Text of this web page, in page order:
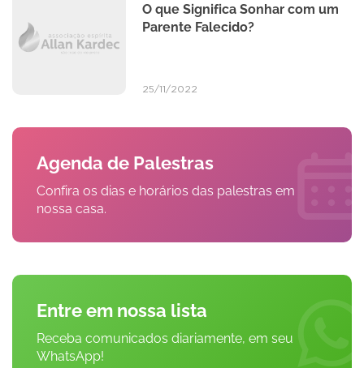
O que Significa Sonhar com um
Parente Falecido?
25/11/2022
Agenda de Palestras
Confira os dias e horários das palestras em
nossa casa.
Entre em nossa lista
Receba comunicados diariamente, em seu
WhatsApp!